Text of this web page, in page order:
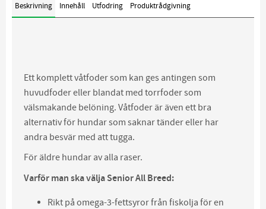
Beskrivning Innehåll Utfodring Produktrådgivning
Ett komplett våtfoder som kan ges antingen som
huvudfoder eller blandat med torrfoder som
välsmakande belöning. Våtfoder är även ett bra
alternativ för hundar som saknar tänder eller har
andra besvär med att tugga.
För äldre hundar av alla raser.
Varför man ska välja Senior All Breed:
Rikt på omega-3-fettsyror från fiskolja för en